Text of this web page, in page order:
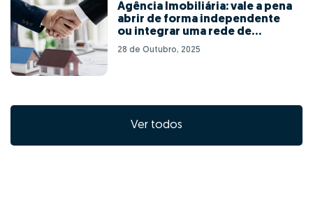
Agência Imobiliária: vale a pena
abrir de forma independente
ou integrar uma rede de
franchising?
28 de Outubro, 2025
Ver todos